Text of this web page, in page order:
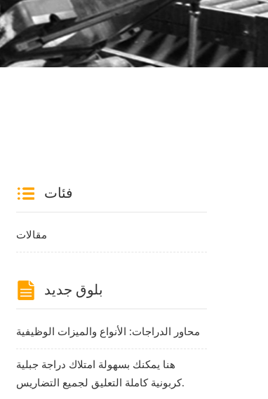
فئات
مقالات
بلوق جديد
محاور الدراجات: الأنواع والميزات الوظيفية
هنا يمكنك بسهولة امتلاك دراجة جبلية
كربونية كاملة التعليق لجميع التضاريس.